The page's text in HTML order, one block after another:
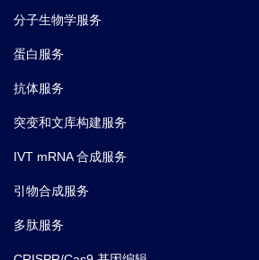
分子生物学服务
蛋白服务
抗体服务
突变和文库构建服务
IVT mRNA 合成服务
引物合成服务
多肽服务